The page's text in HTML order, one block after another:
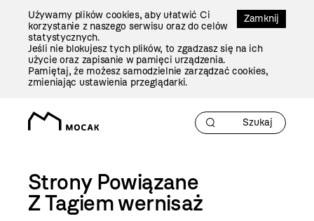
Zamknij
Używamy plików cookies, aby ułatwić Ci
korzystanie z naszego serwisu oraz do celów
statystycznych.
Jeśli nie blokujesz tych plików, to zgadzasz się na ich
użycie oraz zapisanie w pamięci urządzenia.
Pamiętaj, że możesz samodzielnie zarządzać cookies,
zmieniając ustawienia przeglądarki.
Strony Powiązane
Z Tagiemwernisaż